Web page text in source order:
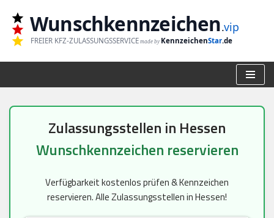
Zum
Inhalt
springen
Wunschkennzeichen.vip
FREIER KFZ-ZULASSUNGSSERVICE made by KennzeichenStar.de
Zulassungsstellen in Hessen
Wunschkennzeichen reservieren
Verfügbarkeit kostenlos prüfen & Kennzeichen
reservieren. Alle Zulassungsstellen in Hessen!